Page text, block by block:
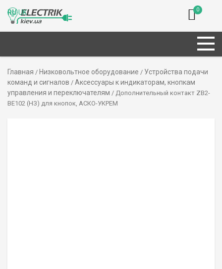
0
Главная / Низковольтное оборудование / Устройства подачи
команд и сигналов / Аксессуары к индикаторам, кнопкам
управления и переключателям / Дополнительный контакт ZB2-
BE102 (НЗ) для кнопок, АСКО-УКРЕМ
RUUK